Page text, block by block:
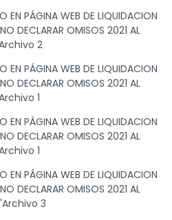
EN PÁGINA WEB DE LIQUIDACION
DECLARAR OMISOS 2021 AL
2
EN PÁGINA WEB DE LIQUIDACION
DECLARAR OMISOS 2021 AL
1
EN PÁGINA WEB DE LIQUIDACION
DECLARAR OMISOS 2021 AL
1
EN PÁGINA WEB DE LIQUIDACION
DECLARAR OMISOS 2021 AL
3